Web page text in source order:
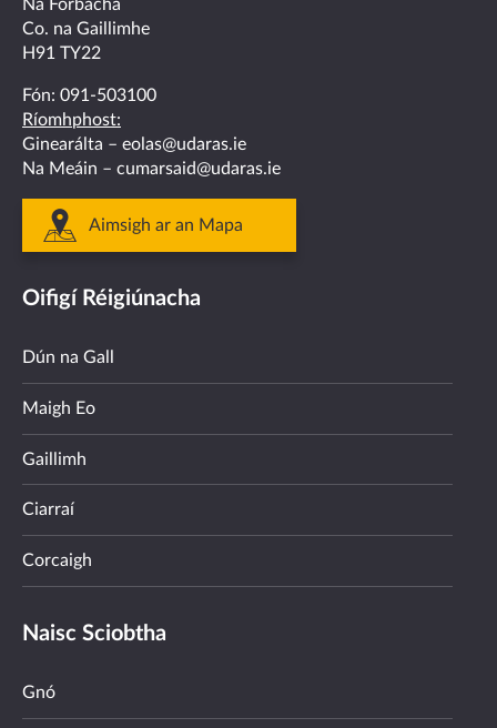
Na Forbacha
Co. na Gaillimhe
H91 TY22
Fón: 091-503100
Ríomhphost:
Ginearálta – eolas@udaras.ie
Na Meáin – cumarsaid@udaras.ie
Aimsigh ar an Mapa
Oifigí Réigiúnacha
Dún na Gall
Maigh Eo
Gaillimh
Ciarraí
Corcaigh
Naisc Sciobtha
Gnó